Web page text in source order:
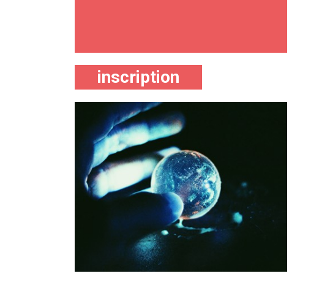
inscription